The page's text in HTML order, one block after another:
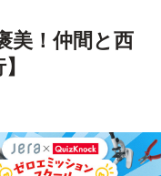
美！仲間と西